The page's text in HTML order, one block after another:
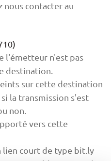
contacter au
l'émetteur n'est pas
destination.
sur cette destination
la transmission s'est
non.
vers cette
lien court de type bit.ly